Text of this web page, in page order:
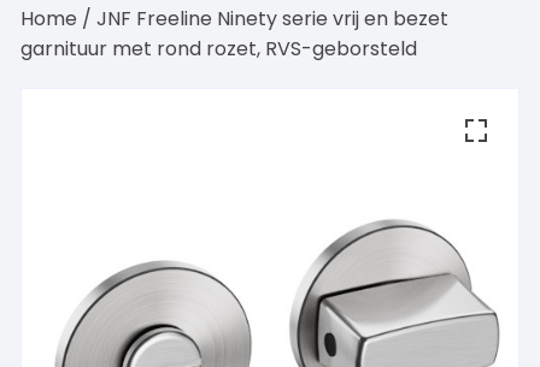
Home / JNF Freeline Ninety serie vrij en bezet
garnituur met rond rozet, RVS-geborsteld